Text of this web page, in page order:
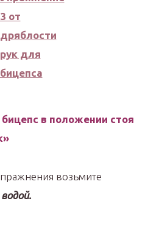
бицепс в положении стоя
возьмите